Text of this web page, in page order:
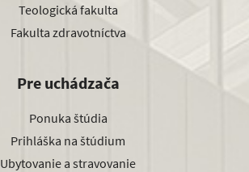
Teologická fakulta
Fakulta zdravotníctva
Pre uchádzača
Ponuka štúdia
Prihláška na štúdium
Ubytovanie a stravovanie